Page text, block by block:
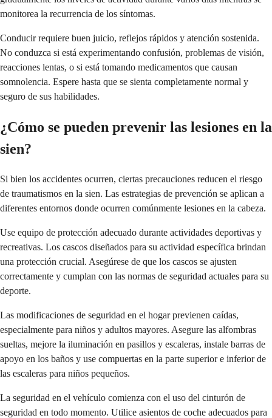
monitorea la recurrencia de los síntomas.
Conducir requiere buen juicio, reflejos rápidos y atención sostenida.
No conduzca si está experimentando confusión, problemas de visión,
reacciones lentas, o si está tomando medicamentos que causan
somnolencia. Espere hasta que se sienta completamente normal y
seguro de sus habilidades.
¿Cómo se pueden prevenir las lesiones en la
sien?
Si bien los accidentes ocurren, ciertas precauciones reducen el riesgo
de traumatismos en la sien. Las estrategias de prevención se aplican a
diferentes entornos donde ocurren comúnmente lesiones en la cabeza.
Use equipo de protección adecuado durante actividades deportivas y
recreativas. Los cascos diseñados para su actividad específica brindan
una protección crucial. Asegúrese de que los cascos se ajusten
correctamente y cumplan con las normas de seguridad actuales para su
deporte.
Las modificaciones de seguridad en el hogar previenen caídas,
especialmente para niños y adultos mayores. Asegure las alfombras
sueltas, mejore la iluminación en pasillos y escaleras, instale barras de
apoyo en los baños y use compuertas en la parte superior e inferior de
las escaleras para niños pequeños.
La seguridad en el vehículo comienza con el uso del cinturón de
seguridad en todo momento. Utilice asientos de coche adecuados para